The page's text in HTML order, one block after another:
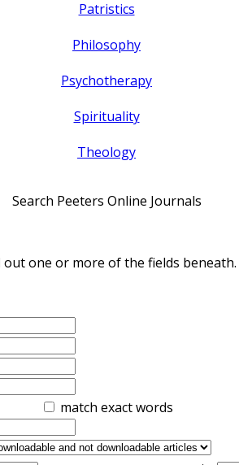
Patristics
Philosophy
Psychotherapy
Spirituality
Theology
Search Peeters Online Journals
one or more of the fields
match exact words